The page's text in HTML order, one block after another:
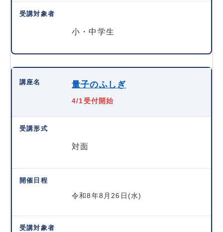
小・中学生
量子のふしぎ
4/1受付開始
対面
令和8年8月26日(水)